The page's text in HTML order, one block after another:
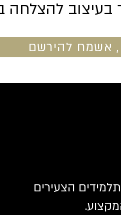
להצלחה
אשמח להירשם
הצעירים